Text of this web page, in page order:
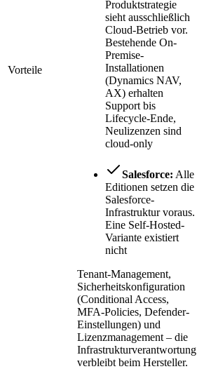
Vorteile
Produktstrategie
sieht ausschließlich
Cloud-Betrieb vor.
Bestehende On-
Premise-
Installationen
(Dynamics NAV,
AX) erhalten
Support bis
Lifecycle-Ende,
Neulizenzen sind
cloud-only
Salesforce: Alle
Editionen setzen die
Salesforce-
Infrastruktur voraus.
Eine Self-Hosted-
Variante existiert
nicht
Tenant-Management,
Sicherheitskonfiguration
(Conditional Access,
MFA-Policies, Defender-
Einstellungen) und
Lizenzmanagement – die
Infrastrukturverantwortung
verbleibt beim Hersteller.